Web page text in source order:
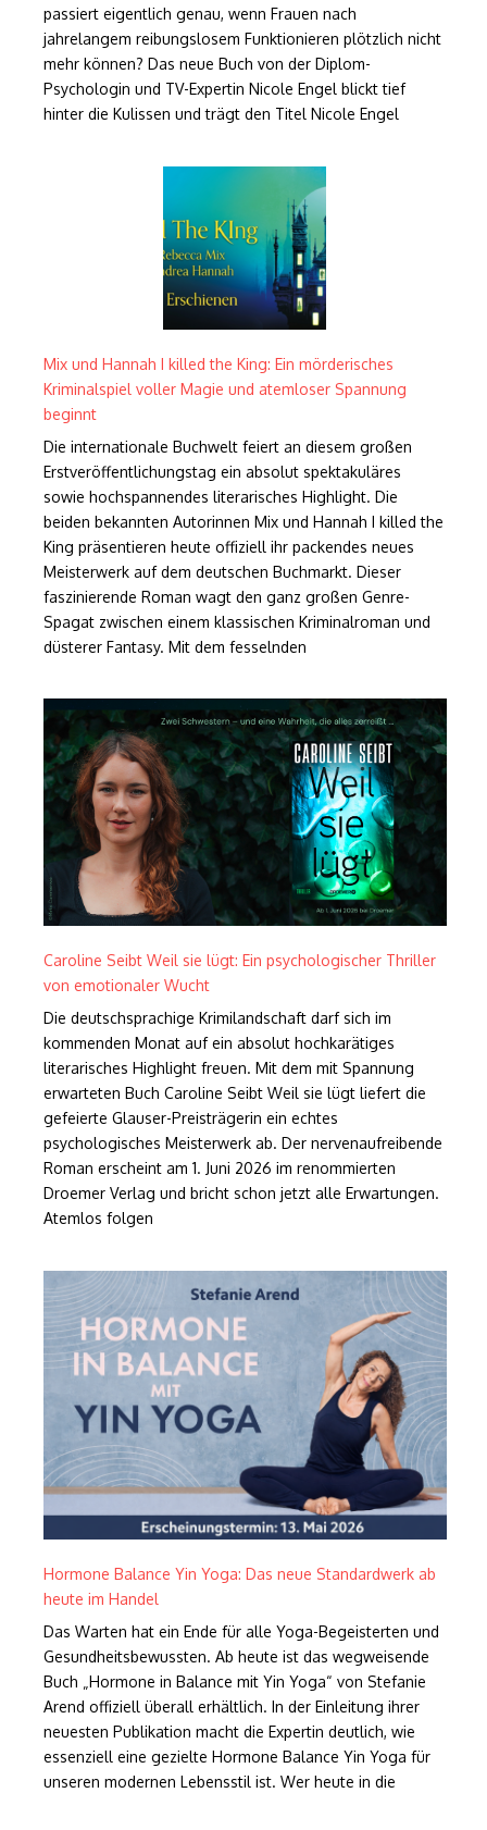
passiert eigentlich genau, wenn Frauen nach
jahrelangem reibungslosem Funktionieren plötzlich nicht
mehr können? Das neue Buch von der Diplom-
Psychologin und TV-Expertin Nicole Engel blickt tief
hinter die Kulissen und trägt den Titel Nicole Engel
Mix und Hannah I killed the King: Ein mörderisches
Kriminalspiel voller Magie und atemloser Spannung
beginnt
Die internationale Buchwelt feiert an diesem großen
Erstveröffentlichungstag ein absolut spektakuläres
sowie hochspannendes literarisches Highlight. Die
beiden bekannten Autorinnen Mix und Hannah I killed the
King präsentieren heute offiziell ihr packendes neues
Meisterwerk auf dem deutschen Buchmarkt. Dieser
faszinierende Roman wagt den ganz großen Genre-
Spagat zwischen einem klassischen Kriminalroman und
düsterer Fantasy. Mit dem fesselnden
Caroline Seibt Weil sie lügt: Ein psychologischer Thriller
von emotionaler Wucht
Die deutschsprachige Krimilandschaft darf sich im
kommenden Monat auf ein absolut hochkarätiges
literarisches Highlight freuen. Mit dem mit Spannung
erwarteten Buch Caroline Seibt Weil sie lügt liefert die
gefeierte Glauser-Preisträgerin ein echtes
psychologisches Meisterwerk ab. Der nervenaufreibende
Roman erscheint am 1. Juni 2026 im renommierten
Droemer Verlag und bricht schon jetzt alle Erwartungen.
Atemlos folgen
Hormone Balance Yin Yoga: Das neue Standardwerk ab
heute im Handel
Das Warten hat ein Ende für alle Yoga-Begeisterten und
Gesundheitsbewussten. Ab heute ist das wegweisende
Buch „Hormone in Balance mit Yin Yoga“ von Stefanie
Arend offiziell überall erhältlich. In der Einleitung ihrer
neuesten Publikation macht die Expertin deutlich, wie
essenziell eine gezielte Hormone Balance Yin Yoga für
unseren modernen Lebensstil ist. Wer heute in die